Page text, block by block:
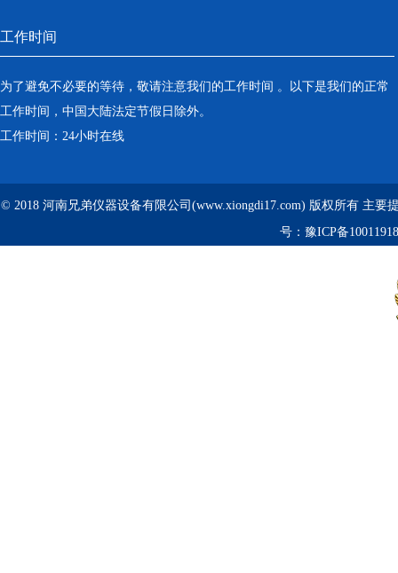
工作时间
为了避免不必要的等待，敬请注意我们的工作时间 。以下是我们的正常
工作时间，中国大陆法定节假日除外。
工作时间：24小时在线
© 2018 河南兄弟仪器设备有限公司(www.xiongdi17.com) 版权所有 主要
号： 豫ICP备